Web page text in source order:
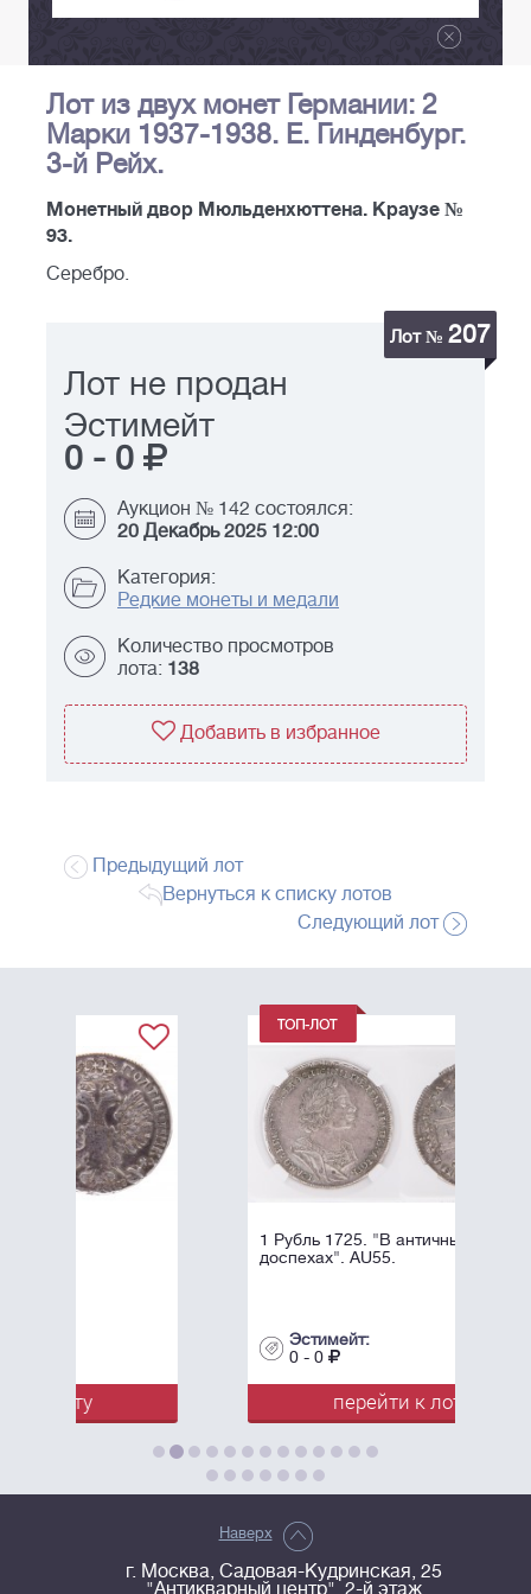
Лот из двух монет Германии: 2
Марки 1937-1938. Е. Гинденбург.
3-й Рейх.
Монетный двор Мюльденхюттена. Краузе №
93.
Серебро.
Лот № 207
Лот не продан
Эстимейт
0 - 0
Аукцион № 142 состоялся:
20 Декабрь 2025 12:00
Категория:
Редкие монеты и медали
Количество просмотров
лота: 138
Добавить в избранное
Предыдущий лот
Вернуться к списку лотов
Следующий лот
1 Рубль 1725. "В античных
доспехах". AU55.
перейти к лоту
Наверх
г. Москва, Садовая-Кудринская, 25
"Антикварный центр", 2-й этаж